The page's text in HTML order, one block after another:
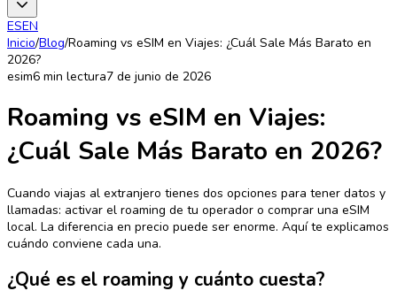
ESEN
Inicio/Blog/Roaming vs eSIM en Viajes: ¿Cuál Sale Más Barato en
2026?
esim6 min lectura7 de junio de 2026
Roaming vs eSIM en Viajes:
¿Cuál Sale Más Barato en 2026?
Cuando viajas al extranjero tienes dos opciones para tener datos y
llamadas: activar el roaming de tu operador o comprar una eSIM
local. La diferencia en precio puede ser enorme. Aquí te explicamos
cuándo conviene cada una.
¿Qué es el roaming y cuánto cuesta?